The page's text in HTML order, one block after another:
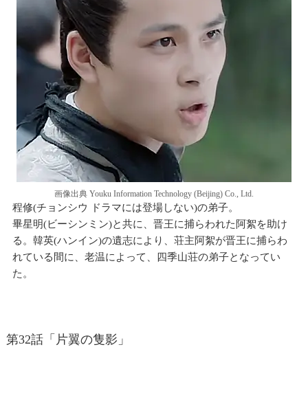
画像出典 Youku Information Technology (Beijing) Co., Ltd.
程修(チョンシウ ドラマには登場しない)の弟子。
畢星明(ビーシンミン)と共に、晋王に捕らわれた阿絮を助け
る。韓英(ハンイン)の遺志により、荘主阿絮が晋王に捕らわ
れている間に、老温によって、四季山荘の弟子となってい
た。
第32話「片翼の隻影」